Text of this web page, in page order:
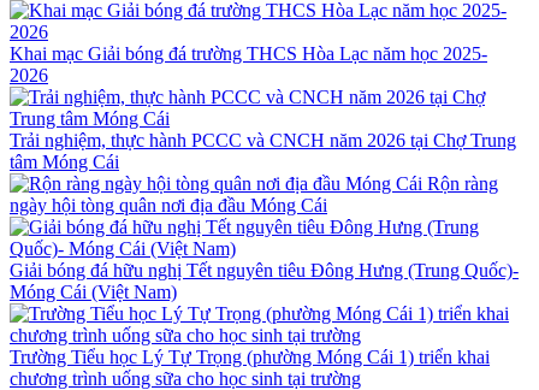
Khai mạc Giải bóng đá trường THCS Hòa Lạc năm học 2025-
2026
Trải nghiệm, thực hành PCCC và CNCH năm 2026 tại Chợ Trung
tâm Móng Cái
Rộn ràng
ngày hội tòng quân nơi địa đầu Móng Cái
Giải bóng đá hữu nghị Tết nguyên tiêu Đông Hưng (Trung Quốc)-
Móng Cái (Việt Nam)
Trường Tiểu học Lý Tự Trọng (phường Móng Cái 1) triển khai
chương trình uống sữa cho học sinh tại trường